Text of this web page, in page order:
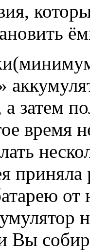
а затем
время
от
Вы